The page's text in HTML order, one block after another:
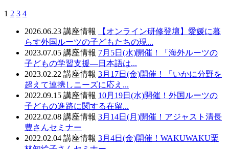
1 2 3 4
2026.06.23 講座情報
【オンライン研修登壇】愛媛に暮
らす外国ルーツの子どもたちの現...
2023.07.05 講座情報 7月5日(水)開催！「海外ルーツの
子どもの学習支援―日本語は...
2023.02.22 講座情報 3月17日(金)開催！「いかに分野を
超えて連携しニーズに応え...
2022.09.15 講座情報 10月19日(水)開催！外国ルーツの
子どもの進路に関する在留...
2022.02.08 講座情報 3月14日(月)開催！アジャスト清長
豊さんセミナー
2022.02.04 講座情報 3月4日(金)開催！WAKUWAKU栗